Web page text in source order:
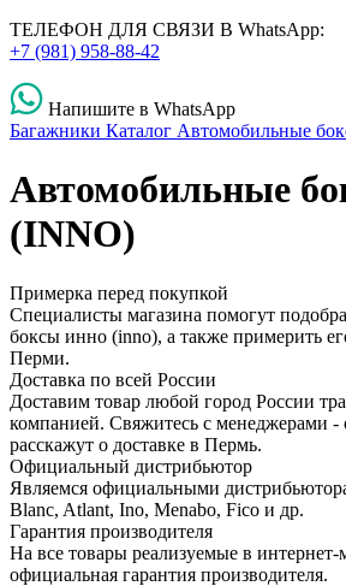
ТЕЛЕФОН ДЛЯ СВЯЗИ В WhatsApp:
+7 (981) 958-88-42
Напишите в WhatsApp
Багажники Каталог Автомобильные
Автомобильные
(INNO)
Примерка перед покупкой
Специалисты магазина помогут
боксы инно (inno), а также примерить
Перми.
Доставка по всей России
Доставим товар любой город России
компанией. Свяжитесь с менеджерами -
расскажут о доставке в Пермь.
Официальный дистрибьютор
Являемся официальными
Blanc, Atlant, Ino, Menabo, Fico и др.
Гарантия производителя
На все товары реализуемые в интернет-
официальная гарантия производителя.